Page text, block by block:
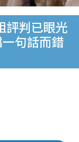
評判已眼光
句話而錯